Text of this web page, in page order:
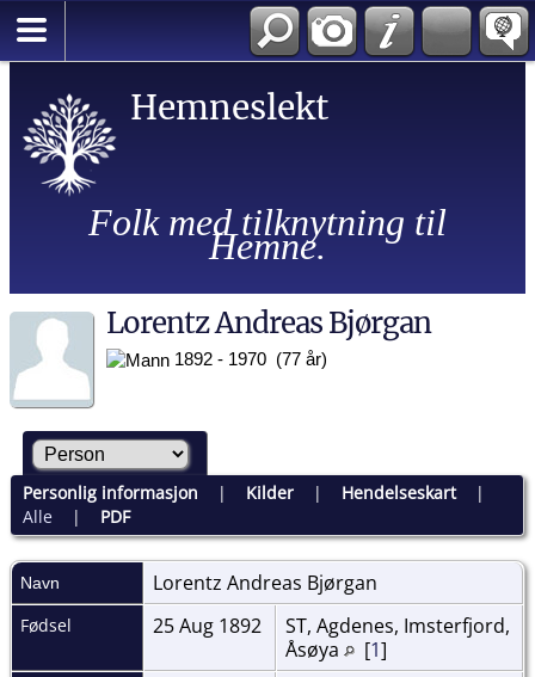
Hemneslekt
Folk med tilknytning til
Hemne.
Lorentz Andreas Bjørgan
1892 - 1970 (77 år)
Personlig informasjon | Kilder| Hendelseskart|
Alle| PDF
Navn Lorentz Andreas Bjørgan
Fødsel 25 Aug 1892
ST, Agdenes, Imsterfjord,
Åsøya
[1]